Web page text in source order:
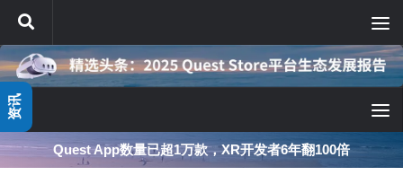
跳至内容
Quest App数量已超1万款，XR开发者6年翻100倍
资讯